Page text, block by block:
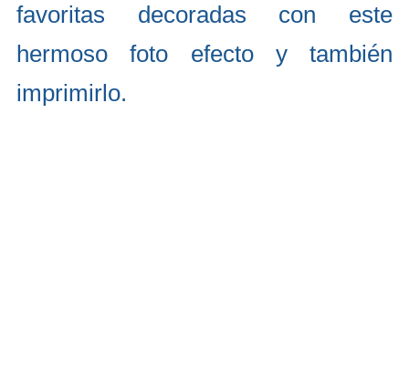
favoritas decoradas con este
hermoso foto efecto y también
imprimirlo.